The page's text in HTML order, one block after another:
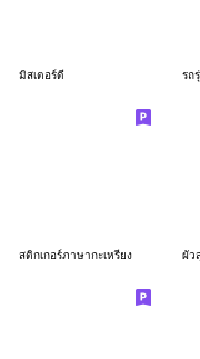
มิสเตอร์ดี รถ
สติกเกอร์ภาษากะเหรี่ยง ผัว